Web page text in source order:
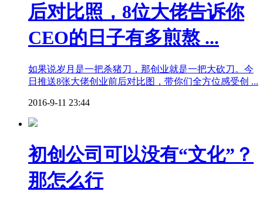
后对比照，8位大佬告诉你
CEO的日子有多煎熬 ...
如果说岁月是一把杀猪刀，那创业就是一把大砍刀。今
日推送8张大佬创业前后对比图，带你们全方位感受创 ...
2016-9-11 23:44
初创公司可以没有“文化”？
那怎么行